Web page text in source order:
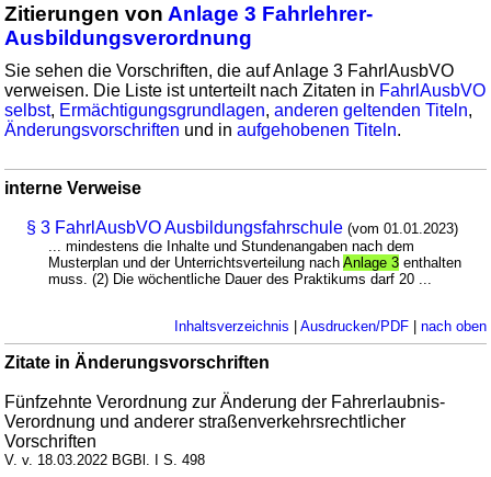
Zitierungen von Anlage 3 Fahrlehrer-
Ausbildungsverordnung
Sie sehen die Vorschriften, die auf Anlage 3 FahrlAusbVO
verweisen. Die Liste ist unterteilt nach Zitaten in FahrlAusbVO
selbst, Ermächtigungsgrundlagen,anderen geltenden Titeln,
Änderungsvorschriften und inaufgehobenen Titeln.
interne Verweise
§ 3 FahrlAusbVO Ausbildungsfahrschule (vom 01.01.2023)
... mindestens die Inhalte und Stundenangaben nach dem
Musterplan und der Unterrichtsverteilung nachAnlage 3 enthalten
muss. (2) Die wöchentliche Dauer des Praktikums darf 20 ...
Inhaltsverzeichnis | Ausdrucken/PDF| nach oben
Zitate in Änderungsvorschriften
Fünfzehnte Verordnung zur Änderung der Fahrerlaubnis-
Verordnung und anderer straßenverkehrsrechtlicher
Vorschriften
V. v. 18.03.2022 BGBl. I S. 498